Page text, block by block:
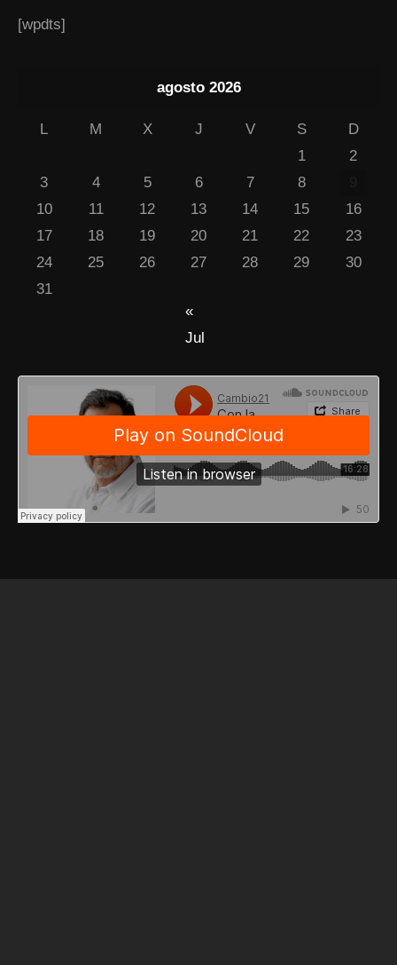
[wpdts]
agosto 2026
L M X J V S
D
1
2
3
4 5 6 7 8
10
11 12 13 14 15
16
17
18 19 20 21 22
23
24
25 26 27 28 29
30
31
«
Jul